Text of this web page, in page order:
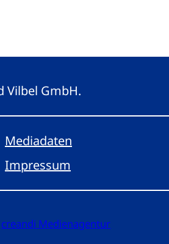
Vilbel GmbH.
Mediadaten
Impressum
creandi Medienagentur